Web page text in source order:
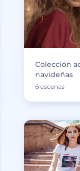
Colección
navideñas
6 escenas